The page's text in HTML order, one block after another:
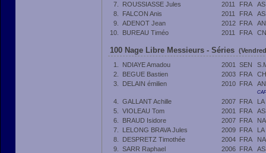
7.
ROUSSIASSE Jules 2011 FRA
8.
FALCON Anis 2011 FRA
9.
ADENOT Jean 2012 FRA
10.
BUREAU Timéo 2011 FRA
100 Nage Libre Messieurs - Séries
1.
NDIAYE Amadou 2001 SEN
2.
BEGUE Bastien 2003 FRA
3.
DELAIN émilien 2010 FRA
4. GALLANT Achille 2007 FRA
5.
VIOLEAU Tom 2001 FRA
6.
BRAUD Isidore 2007 FRA
7.
LELONG BRAVA Jules 2009 FRA
8.
DESPRETZ Timothée 2004 FRA
9.
SARR Raphael 2006 FRA